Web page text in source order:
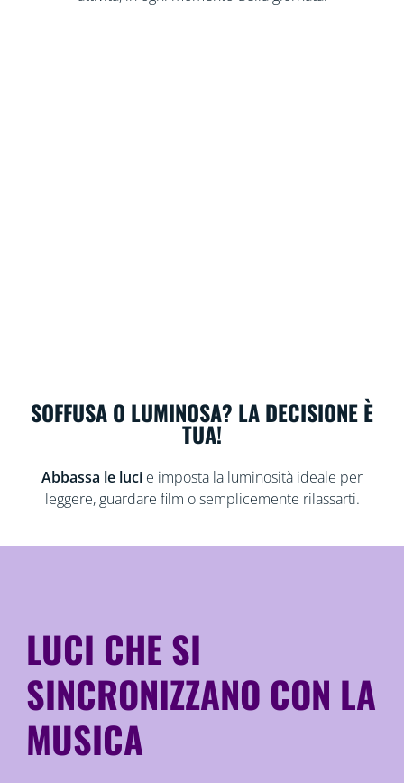
SOFFUSA O LUMINOSA? LA DECISIONE È
TUA!
Abbassa le luci e imposta la luminosità ideale per
leggere, guardare film o semplicemente rilassarti.
LUCI CHE SI
SINCRONIZZANO CON LA
MUSICA